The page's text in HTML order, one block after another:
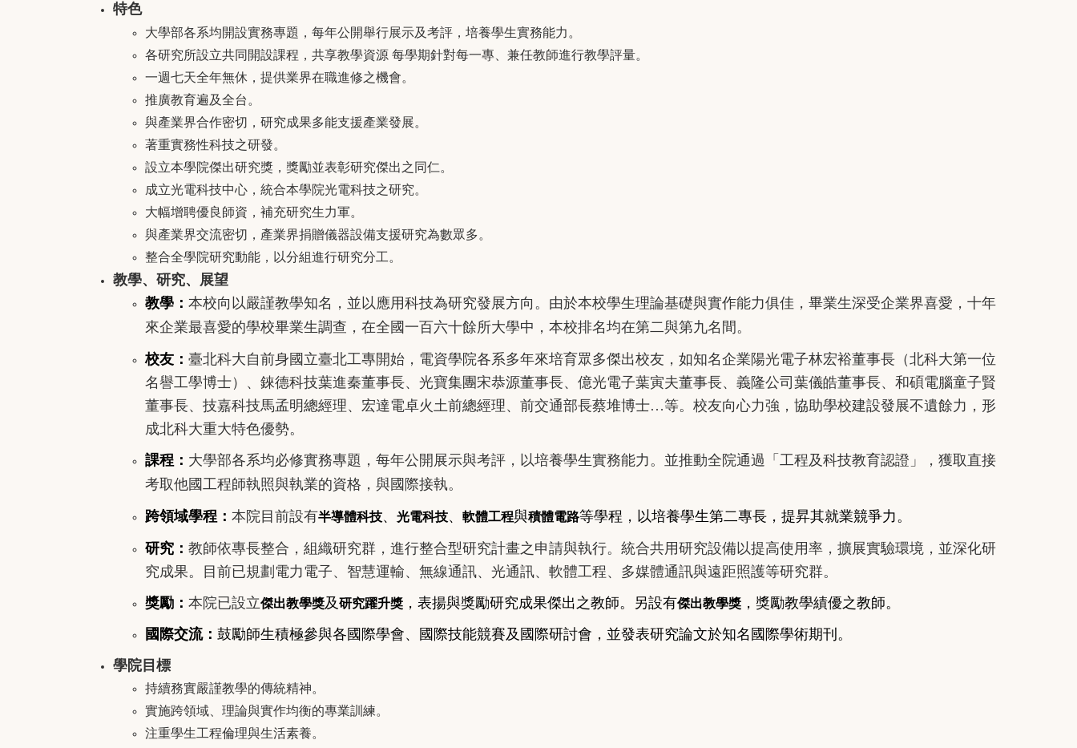
特色
大學部各系均開設實務專題，每年公開舉行展示及考評，培養學生實務能力。
各研究所設立共同開設課程，共享教學資源 每學期針對每一專、兼任教師進行教學評量。
一週七天全年無休，提供業界在職進修之機會。
推廣教育遍及全台。
與產業界合作密切，研究成果多能支援產業發展。
著重實務性科技之研發。
設立本學院傑出研究獎，獎勵並表彰研究傑出之同仁。
成立光電科技中心，統合本學院光電科技之研究。
大幅增聘優良師資，補充研究生力軍。
與產業界交流密切，產業界捐贈儀器設備支援研究為數眾多。
整合全學院研究動能，以分組進行研究分工。
教學、研究、展望
教學： 本校向以嚴謹教學知名，並以應用科技為研究發展方向。由於本校學生理論基礎與實作能力俱佳，畢業生深受企業界喜愛，十年
來企業最喜愛的學校畢業生調查，在全國一百六十餘所大學中，本校排名均在第二與第九名間。
校友 ： 臺北科大自前身國立臺北工專開始，電資學院各系多年來培育眾多傑出校友，如知名企業陽光電子林宏裕董事長（北科大第一位
名譽工學博士）、錸德科技葉進秦董事長、光寶集團宋恭源董事長、億光電子葉寅夫董事長、義隆公司葉儀皓董事長、和碩電腦童子賢
董事長、技嘉科技馬孟明總經理、宏達電卓火土前總經理、前交通部長蔡堆博士…等。校友向心力強，協助學校建設發展不遺餘力，形
成北科大重大特色優勢。
課程 ： 大學部各系均必修實務專題，每年公開展示與考評，以培養學生實務能力。並推動全院通過「工程及科技教育認證」，獲取直接
考取他國工程師執照與執業的資格，與國際接執。
跨領域學程 ： 本院目前設有半導體科技、 光電科技、 軟體工程與積體電路等學程，以培養學生第二專長，提昇其就業競爭力。
研究 ： 教師依專長整合，組織研究群，進行整合型研究計畫之申請與執行。統合共用研究設備以提高使用率，擴展實驗環境，並深化研
究成果。目前已規劃電力電子、智慧運輸、無線通訊、光通訊、軟體工程、多媒體通訊與遠距照護等研究群。
獎勵 ： 本院已設立傑出教學獎及研究躍升獎 ，表揚與獎勵研究成果傑出之教師。另設有傑出教學獎 ，獎勵教學績優之教師。
國際交流： 鼓勵師生積極參與各國際學會、國際技能競賽及國際研討會，並發表研究論文於知名國際學術期刊。
學院目標
持續務實嚴謹教學的傳統精神。
實施跨領域、理論與實作均衡的專業訓練。
注重學生工程倫理與生活素養。